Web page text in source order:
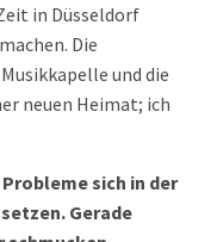
in Düsseldorf
Die
und die
neuen Heimat; ich
sich in der
Gerade